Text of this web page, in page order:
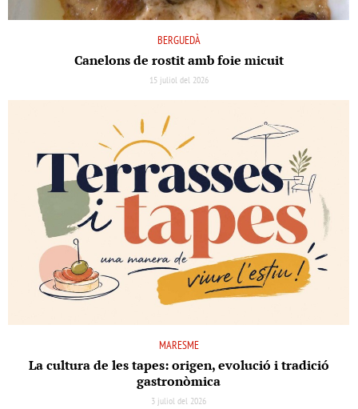
BERGUEDÀ
Canelons de rostit amb foie micuit
15 juliol del 2026
MARESME
La cultura de les tapes: origen, evolució i tradició
gastronòmica
3 juliol del 2026